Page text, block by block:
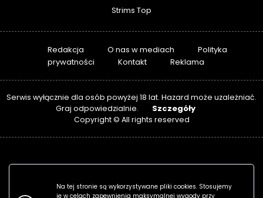
Strims Top
Redakcja O nas w mediach
Polityka
prywatności
Kontakt Reklama
Serwis wyłącznie dla osób powyżej 18 lat. Hazard może uzależniać.
Graj odpowiedzialnie.
Szczegóły
Copyright © All rights reserved
Na tej stronie są wykorzystywane pliki cookies. Stosujemy
je w celach zapewnienia maksymalnej wygody przy